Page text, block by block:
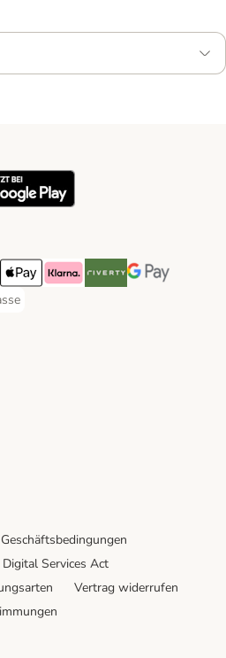
Method
Method
Apple Pay Payment Method
Klarna Payment Method
Riverty Payment Method
Google Pay
Method
Payment Method
Digital Services Act
Vertrag widerrufen